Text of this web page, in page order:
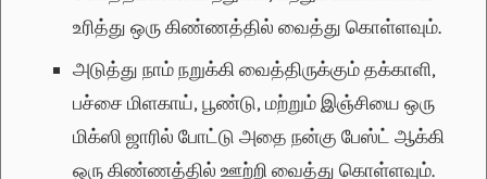
உரித்து ஒரு கிண்ணத்தில் வைத்து கொள்ளவும்.
அடுத்து நாம் நறுக்கி வைத்திருக்கும் தக்காளி,
பச்சை மிளகாய், பூண்டு, மற்றும் இஞ்சியை ஒரு
மிக்ஸி ஜாரில் போட்டு அதை நன்கு பேஸ்ட் ஆக்கி
ஒரு கிண்ணத்தில் ஊற்றி வைத்து கொள்ளவும்.